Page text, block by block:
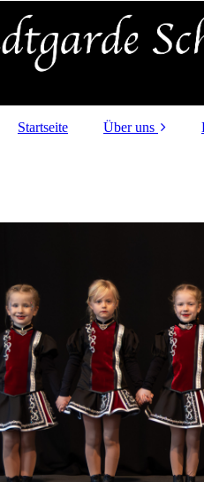
Startseite Über uns
Juniorengarde
Seniorengarde
Aktive &